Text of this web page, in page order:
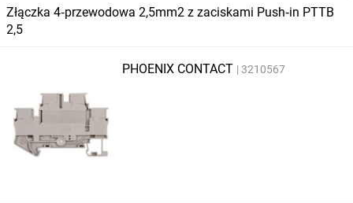
Złączka 4‑przewodowa 2,5mm2 z zaciskami Push‑in PTTB
2,5
PHOENIX CONTACT 3210567